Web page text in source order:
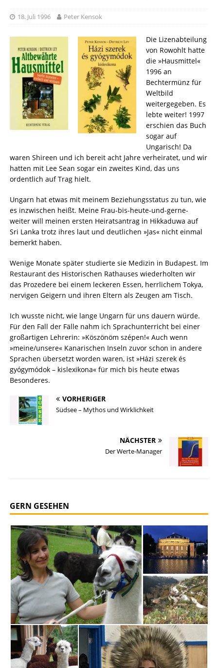
18. Juli 1996 Peter Kensok
Die Lizenabteilung
von Rowohlt hatte
die »Hausmittel«
1996 an
Bechtermünz für
Weltbild
weitergegeben. Es
lebte weiter! 1997
erschien das Buch
sogar auf
Ungarisch! Da
waren Shireen und ich bereit acht Jahre verheiratet, und wir
hatten mit Lee Sean sogar ein zweites Kind, das uns
ordentlich auf Trag hielt.
Ungarn hat etwas mit meinem Beziehungsstatus zu tun, wie
es inzwischen heißt. Meine Frau-bis-heute-und-gerne-
weiter will meinen ersten Heiratsantrag in Hikkaduwa auf
Sri Lanka trotz ihres laut und deutlichen »Jas« nicht einmal
bemerkt haben.
Wenige Monate später studierte sie Medizin in Budapest. Im
Restaurant des Historischen Rathauses wiederholten wir
das Prozedere bei einem leckeren Essen, herrlichem Tokya,
nervigen Geigern und ihren Eltern als Zeugen am Tisch.
Ich wusste nicht, wie lange Ungarn für uns dauern würde.
Für den Fall der Fälle nahm ich Sprachunterricht bei einer
großartigen Lehrerin: »Köszönöm szépen!« Auch wenn
»meine/unsere« Kanarischen Inseln zuvor schon in andere
Sprachen übersetzt worden waren, ist »Házi szerek és
gyógymódok – kislexikona« für mich bis heute etwas
Besonderes.
VORHERIGER
Südsee – Mythos und Wirklichkeit
NÄCHSTER
Der Werte-Manager
GERN GESEHEN